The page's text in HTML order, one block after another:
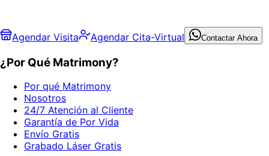
Agendar Visita Agendar Cita-Virtual Contactar Ahora
¿Por Qué Matrimony?
Por qué Matrimony
Nosotros
24/7 Atención al Cliente
Garantía de Por Vida
Envío Gratis
Grabado Láser Gratis